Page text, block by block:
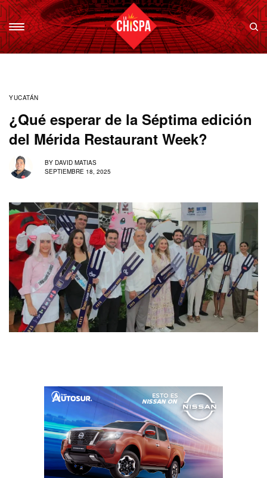
YUCATÁN
¿Qué esperar de la Séptima edición
del Mérida Restaurant Week?
BY DAVID MATIAS
SEPTIEMBRE 18, 2025